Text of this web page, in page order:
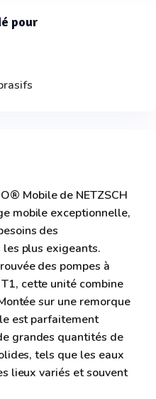
pour
Mobile de NETZSCH
mobile exceptionnelle,
des
plus exigeants.
des pompes à
cette unité combine
sur une remorque
est parfaitement
grandes quantités de
tels que les eaux
lieux variés et souvent